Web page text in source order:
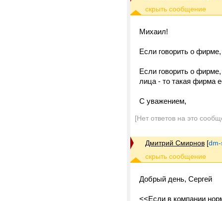
Михаил!
Если говорить о
Если говорить о
лица - то такая фирма
С уважением,
[Нет ответов на это
Дмитрий Смирнов [
Добрый день, Сергей
<<Если в компании